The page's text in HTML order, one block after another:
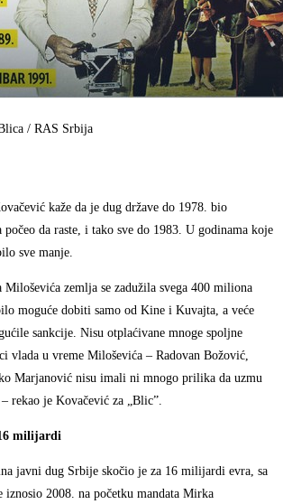
/ RAS Srbija
kaže da je dug države do 1978. bio
počeo da raste, i tako sve do 1983. U godinama koje
sve manje.
Miloševića zemlja se zadužila svega 400 miliona
moguće dobiti samo od Kine i Kuvajta, a veće
sankcije. Nisu otplaćivane mnoge spoljne
vlada u vreme Miloševića – Radovan Božović,
Marjanović nisu imali ni mnogo prilika da uzmu
rekao je Kovačević za „Blic”.
milijardi
javni dug Srbije skočio je za 16 milijardi evra, sa
2008. na početku mandata Mirka